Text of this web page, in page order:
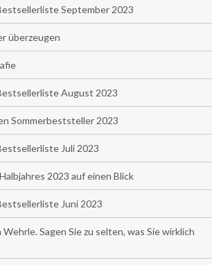
September 2023
überzeugen
August 2023
Sommerbeststeller 2023
Juli 2023
2023 auf einen Blick
Juni 2023
Sagen Sie zu selten, was Sie wirklich